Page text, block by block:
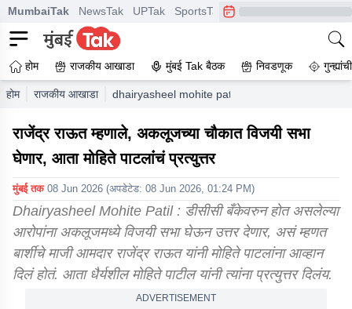
MumbaiTak NewsTak UPTak SportsTak CrimeTak
होम राजकीय आखाडा मुंबई Tak बैठक निवडणूक
होम राजकीय आखाडा dhairyasheel mohite patil reply rajendra raut
राजेंद्र राऊत म्हणाले, अकलूजच्या चौकात विजयी सभा
घेणार, आता मोहिते पाटलांंचं प्रत्युत्तर
मुंबई तक 08 Jun 2026 (अपडेटेड: 08 Jun 2026, 01:24 PM)
Dhairyasheel Mohite Patil : डीसीसी बँकेवरुन होत असलेल्या
आरोपांना अकलूजमध्ये विजयी सभा घेऊन उत्तर देणार, असं म्हणत
बार्शीचे माजी आमदार राजेंद्र राऊत यांनी मोहिते पाटलांना आव्हान
दिलं होतं. आता धैर्यशील मोहिते पाटील यांनी त्यांना प्रत्युत्तर दिलंय.
ADVERTISEMENT